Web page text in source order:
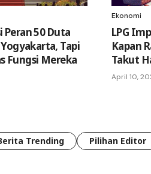
Peran 50 Duta
Tapi
Fungsi Mereka
Ekonomi
LPG
Kapan
Takut
April 10,
Trending Pilihan Editor